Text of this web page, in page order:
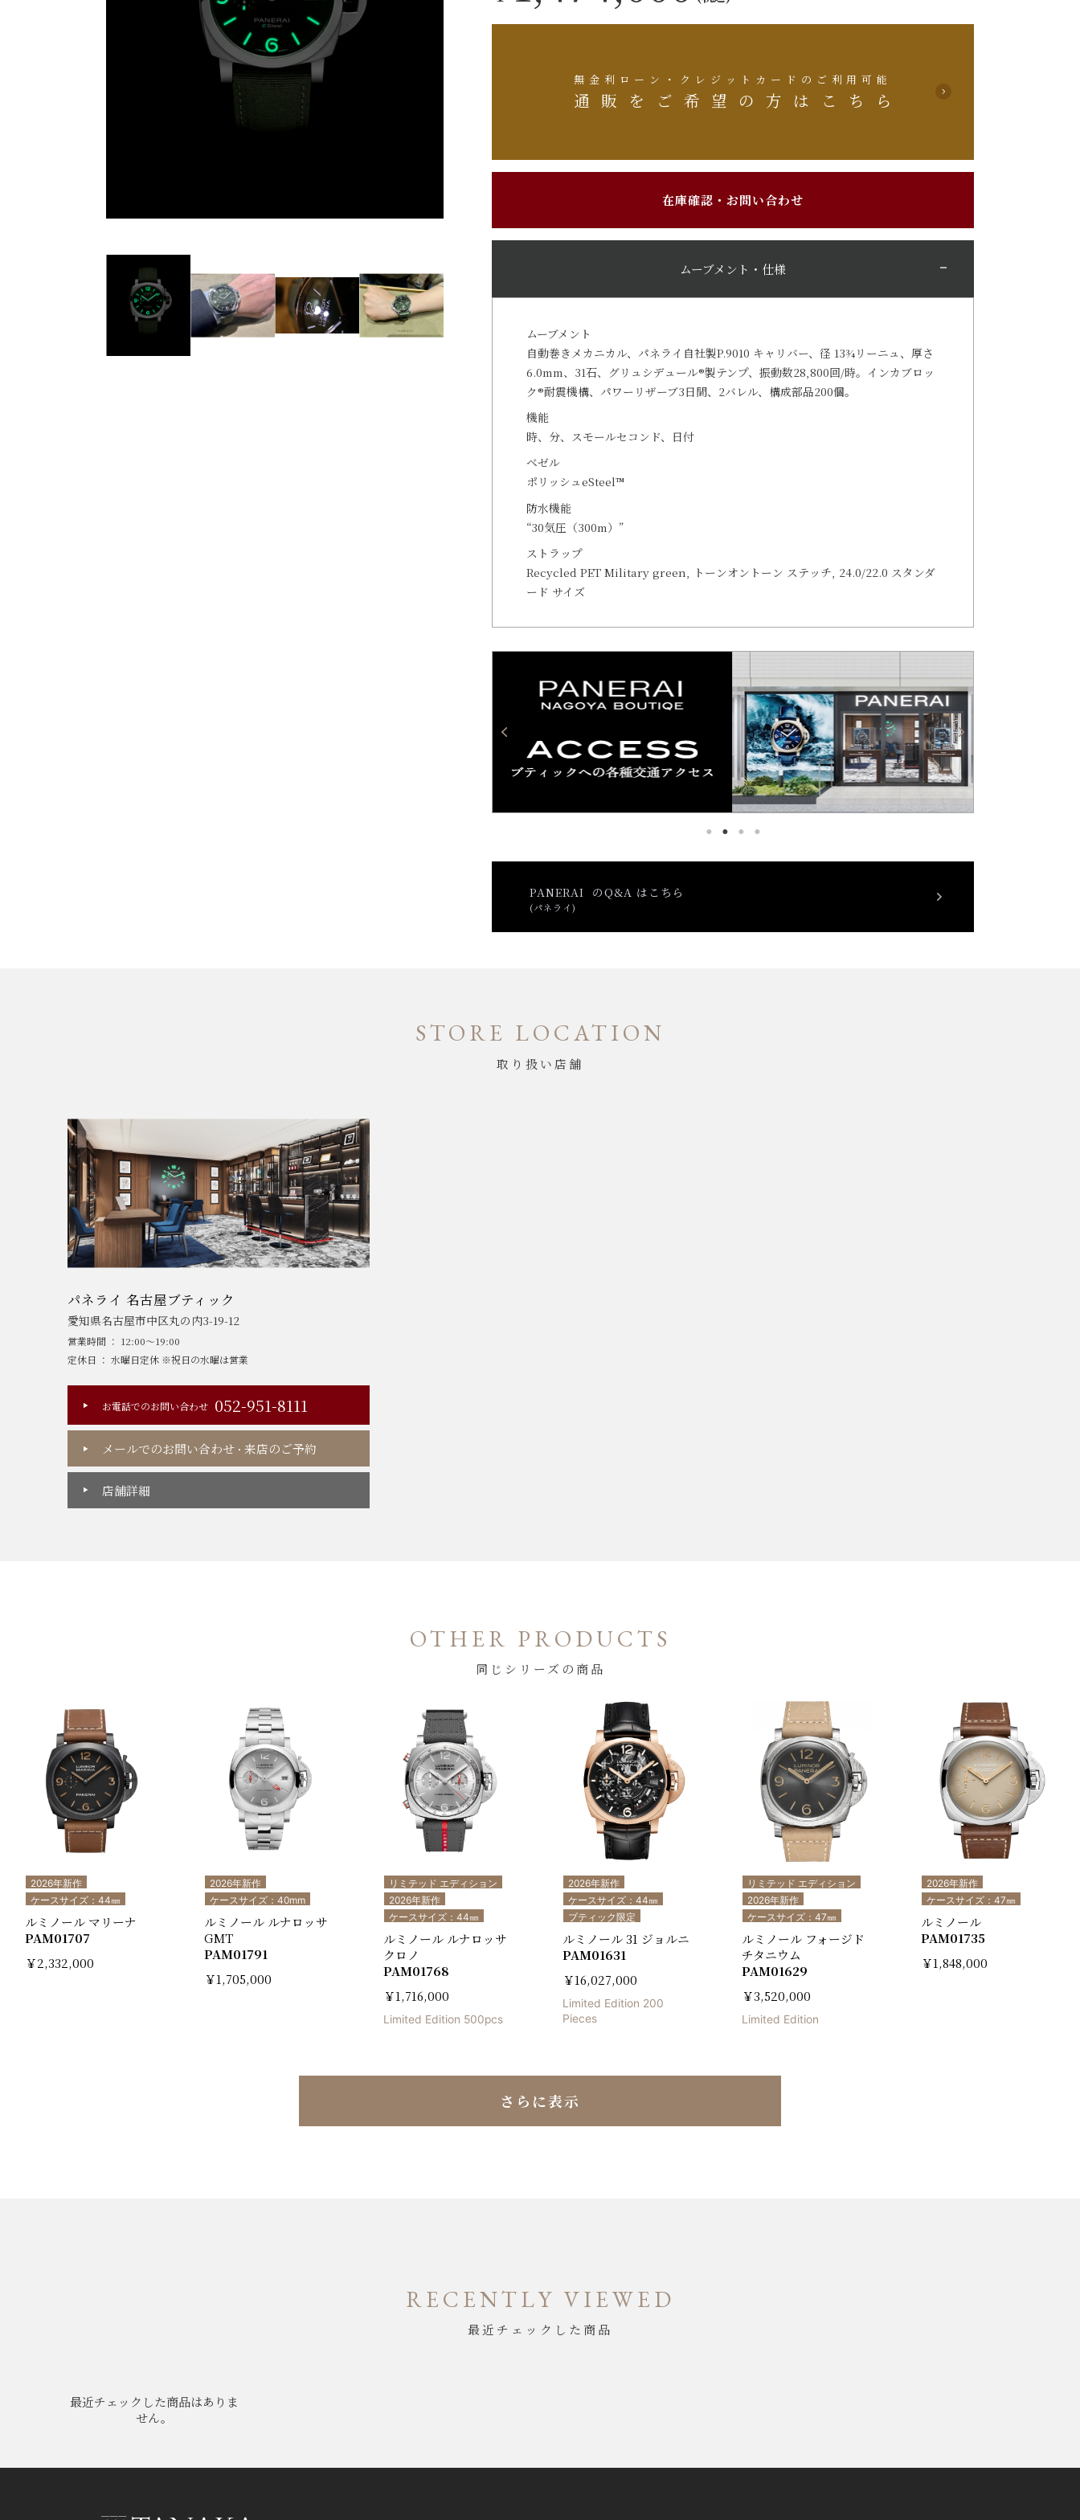
無金利ローン・クレジットカードのご利用可能
通販をご希望の方はこちら
在庫確認・お問い合わせ
ムーブメント・仕様
ムーブメント
自動巻きメカニカル、パネライ自社製P.9010 キャリバー、径 13¾リーニュ、厚さ
6.0mm、31石、グリュシデュール®製テンプ、振動数28,800回/時。インカブロッ
ク®耐震機構、パワーリザーブ3日間、2バレル、構成部品200個。
機能
時、分、スモールセコンド、日付
ベゼル
ポリッシュeSteel™
防水機能
“30気圧（300m）”
ストラップ
Recycled PET Military green, トーンオントーン ステッチ, 24.0/22.0 スタンダ
ード サイズ
PANERAI のQ&A はこちら
(パネライ)
STORE LOCATION
取り扱い店舗
パネライ 名古屋ブティック
愛知県名古屋市中区丸の内3-19-12
営業時間 ： 12:00～19:00
定休日 ： 水曜日定休 ※祝日の水曜は営業
お電話でのお問い合わせ 052-951-8111
メールでのお問い合わせ・ 来店のご予約
店舗詳細
OTHER PRODUCTS
同じシリーズの商品
2026年新作
ケースサイズ：44㎜
ルミノール マリーナ
PAM01707
￥2,332,000
2026年新作
ケースサイズ：40mm
ルミノール ルナロッサ
GMT
PAM01791
￥1,705,000
リミテッド エディション
2026年新作
ケースサイズ：44㎜
ルミノール ルナロッサ
クロノ
PAM01768
￥1,716,000
Limited Edition 500pcs
2026年新作
ケースサイズ：44㎜
ブティック限定
ルミノール 31 ジョルニ
PAM01631
￥16,027,000
Limited Edition 200
Pieces
リミテッド エディション
2026年新作
ケースサイズ：47㎜
ルミノール フォージド
チタニウム
PAM01629
￥3,520,000
Limited Edition
2026年新作
ケースサイズ：47㎜
ルミノール
PAM01735
￥1,848,000
さらに表示
RECENTLY VIEWED
最近チェックした商品
最近チェックした商品はありま
せん。